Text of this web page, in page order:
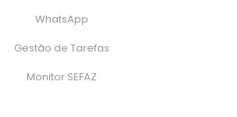
WhatsApp
Gestão de Tarefas
Monitor SEFAZ